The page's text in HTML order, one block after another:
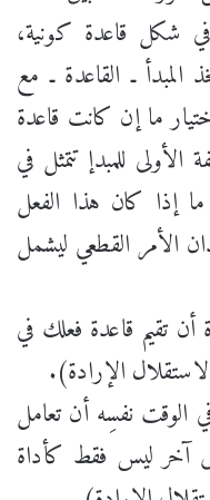
شكل قاعدة كونية،
ـ القاعدة ـ مع
ما إن كانت قاعدة
للمبدإ تتمثل في
إذا كان هذا الفعل
الأمر القطعي ليشمل
أن تقيم قاعدة فعلك في
الإرادة).
الوقت نفسِه أن تعامل
آخر ليس فقط كأداة